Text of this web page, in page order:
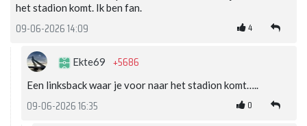
het stadion komt. Ik ben fan.
09-06-2026 14:09 4
Ekte69 +5686
Een linksback waar je voor naar het stadion komt…..
09-06-2026 16:35 0